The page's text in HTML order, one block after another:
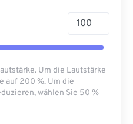
Um die Lautstärke
auf 200 %. Um die
wählen Sie 50 %